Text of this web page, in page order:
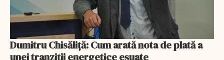
Dumitru Chisăliță: Cum arată nota de plată a
unei tranziții energetice eșuate